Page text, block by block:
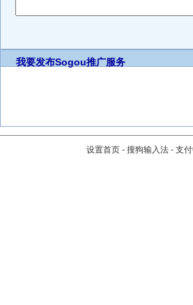
我要发布Sogou推广服务
设置首页 - 搜狗输入法 - 支